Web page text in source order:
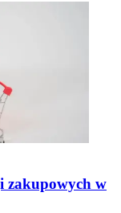
zakupowych w